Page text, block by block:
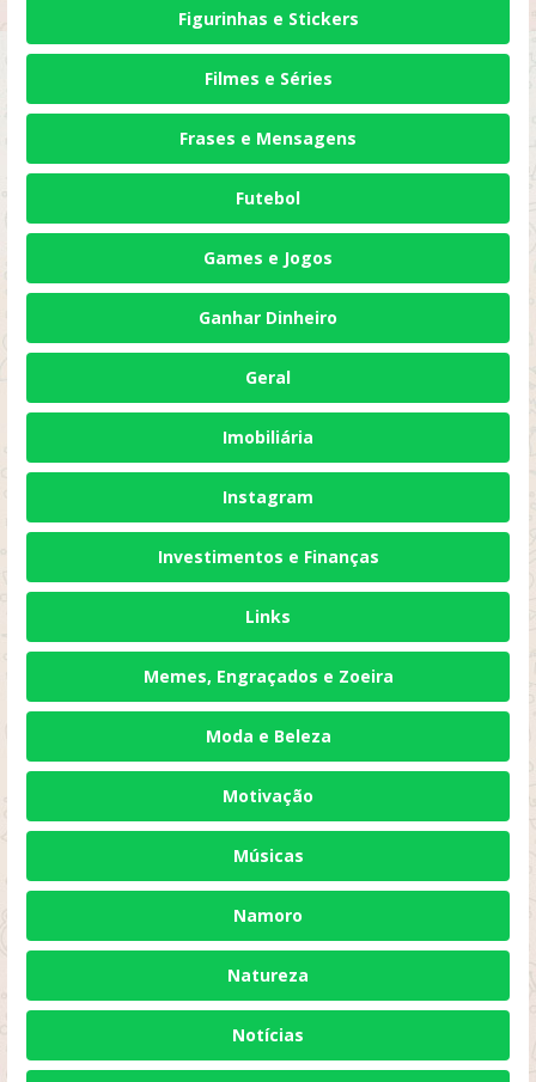
Figurinhas e Stickers
Filmes e Séries
Frases e Mensagens
Futebol
Games e Jogos
Ganhar Dinheiro
Geral
Imobiliária
Instagram
Investimentos e Finanças
Links
Memes, Engraçados e Zoeira
Moda e Beleza
Motivação
Músicas
Namoro
Natureza
Notícias